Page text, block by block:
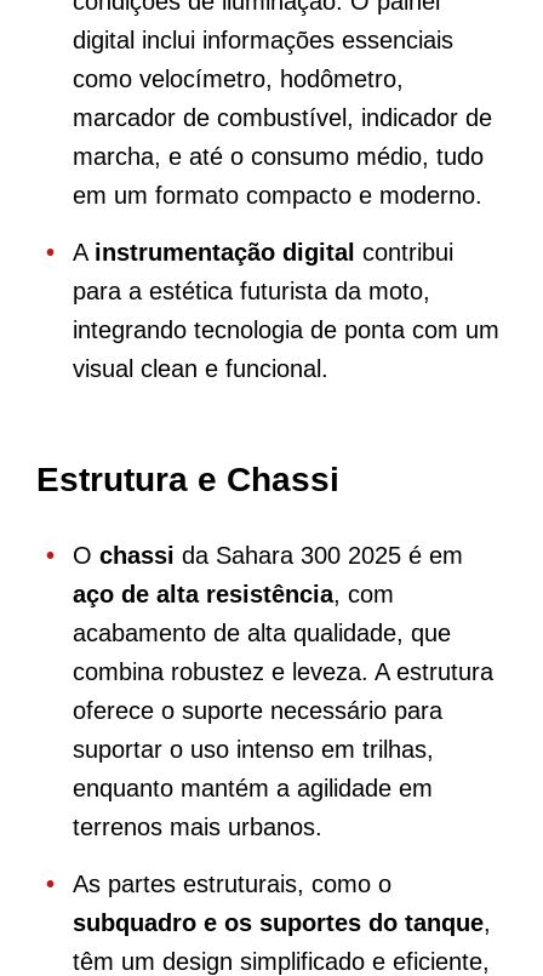
digital inclui informações essenciais
como velocímetro, hodômetro,
marcador de combustível, indicador de
marcha, e até o consumo médio, tudo
em um formato compacto e moderno.
A instrumentação digital contribui
para a estética futurista da moto,
integrando tecnologia de ponta com um
visual clean e funcional.
Estrutura e Chassi
O chassi da Sahara 300 2025 é em
aço de alta resistência, com
acabamento de alta qualidade, que
combina robustez e leveza. A estrutura
oferece o suporte necessário para
suportar o uso intenso em trilhas,
enquanto mantém a agilidade em
terrenos mais urbanos.
As partes estruturais, como o
subquadro e os suportes do tanque,
têm um design simplificado e eficiente,